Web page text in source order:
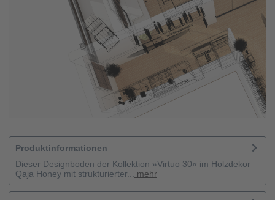
Produktinformationen
Dieser Designboden der Kollektion »Virtuo 30« im Holzdekor
Qaja Honey mit strukturierter...
mehr